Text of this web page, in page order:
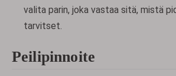
valita parin, joka vastaa sitä, mistä
tarvitset.
Peilipinnoite